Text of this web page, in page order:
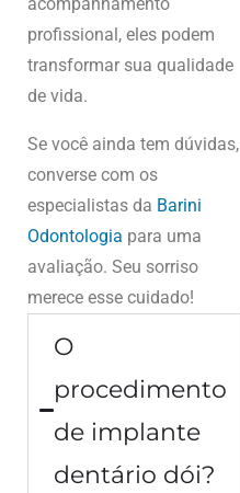
profissional, eles podem
transformar sua qualidade
de vida.
Se você ainda tem dúvidas,
converse com os
especialistas da Barini
Odontologia para uma
avaliação. Seu sorriso
merece esse cuidado!
O
procedimento
de implante
dentário dói?